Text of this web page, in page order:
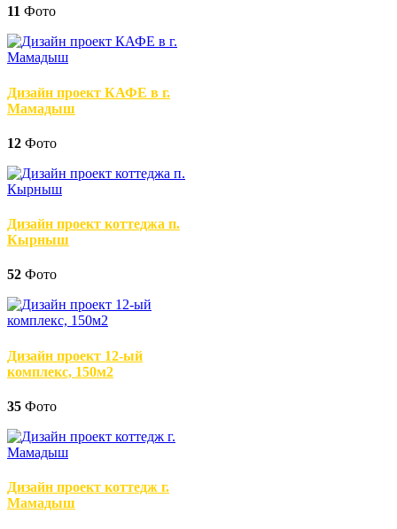
11 Фото
Дизайн проект КАФЕ в г.
Мамадыш
12 Фото
Дизайн проект коттеджа п.
Кырныш
52 Фото
Дизайн проект 12-ый
комплекс, 150м2
35 Фото
Дизайн проект коттедж г.
Мамадыш